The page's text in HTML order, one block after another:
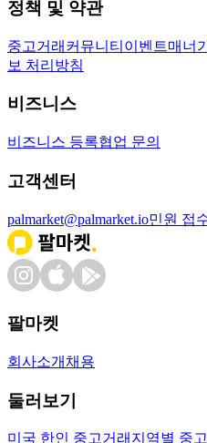
정책 및 약관
중고거래 커뮤니티 이벤트매너
보 처리방침
비즈니스
비즈니스 등록협업 문의
고객센터
palmarket@palmarket.io민원 접
팔마켓
회사소개 채용
둘러보기
미국 한인 중고거래 지역별 중